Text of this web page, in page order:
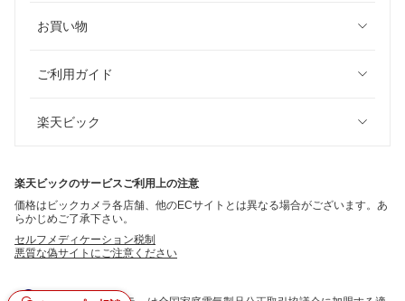
お買い物
ご利用ガイド
楽天ビック
楽天ビックのサービスご利用上の注意
価格はビックカメラ各店舗、他のECサイトとは異なる場合がございます。あ
らかじめご了承下さい。
セルフメディケーション税制
悪質な偽サイトにご注意ください